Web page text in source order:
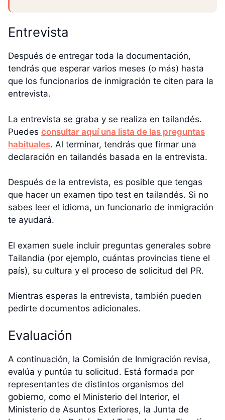
Entrevista
Después de entregar toda la documentación,
tendrás que esperar varios meses (o más) hasta
que los funcionarios de inmigración te citen para la
entrevista.
La entrevista se graba y se realiza en tailandés.
Puedes consultar aquí una lista de las preguntas
habituales. Al terminar, tendrás que firmar una
declaración en tailandés basada en la entrevista.
Después de la entrevista, es posible que tengas
que hacer un examen tipo test en tailandés. Si no
sabes leer el idioma, un funcionario de inmigración
te ayudará.
El examen suele incluir preguntas generales sobre
Tailandia (por ejemplo, cuántas provincias tiene el
país), su cultura y el proceso de solicitud del PR.
Mientras esperas la entrevista, también pueden
pedirte documentos adicionales.
Evaluación
A continuación, la Comisión de Inmigración revisa,
evalúa y puntúa tu solicitud. Está formada por
representantes de distintos organismos del
gobierno, como el Ministerio del Interior, el
Ministerio de Asuntos Exteriores, la Junta de